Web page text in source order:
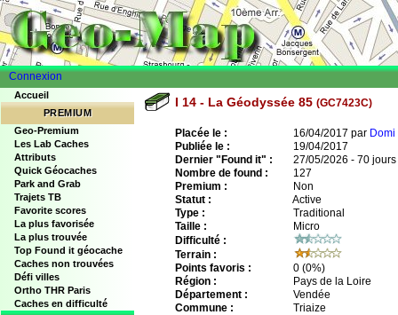
Connexion
Accueil
PREMIUM
Geo-Premium
Les Lab Caches
Attributs
Quick Géocaches
Park and Grab
Trajets TB
Favorite scores
La plus favorisée
La plus trouvée
Top Found it géocache
Caches non trouvées
Défi villes
Ortho THR Paris
Caches en difficulté
I 14 - La Géodyssée 85 (GC7423C)
Placée le : 16/04/2017 par Domi
Publiée le :
19/04/2017
Dernier "Found it" :
27/05/2026 - 70 jours
Nombre de found :
127
Premium :
Non
Statut :
Active
Type :
Traditional
Taille :
Micro
Difficulté :
Terrain :
Points favoris :
0 (0%)
Région :
Pays de la Loire
Département :
Vendée
Commune :
Triaize